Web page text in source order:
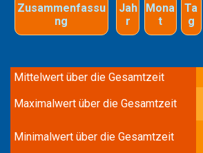
Zusammenfassu
ng
Jah
r
Mona
t
Ta
g
Mittelwert über die Gesamtzeit
Maximalwert über die Gesamtzeit
Minimalwert über die Gesamtzeit